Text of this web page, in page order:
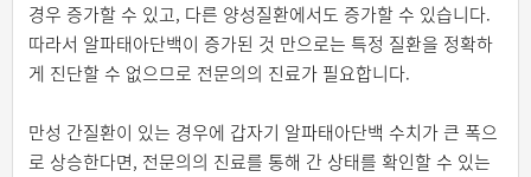
경우 증가할 수 있고, 다른 양성질환에서도 증가할 수 있습니다.
따라서 알파태아단백이 증가된 것 만으로는 특정 질환을 정확하
게 진단할 수 없으므로 전문의의 진료가 필요합니다.
만성 간질환이 있는 경우에 갑자기 알파태아단백 수치가 큰 폭으
로 상승한다면, 전문의의 진료를 통해 간 상태를 확인할 수 있는